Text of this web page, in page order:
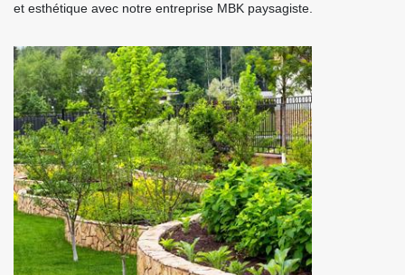
et esthétique avec notre entreprise MBK paysagiste.